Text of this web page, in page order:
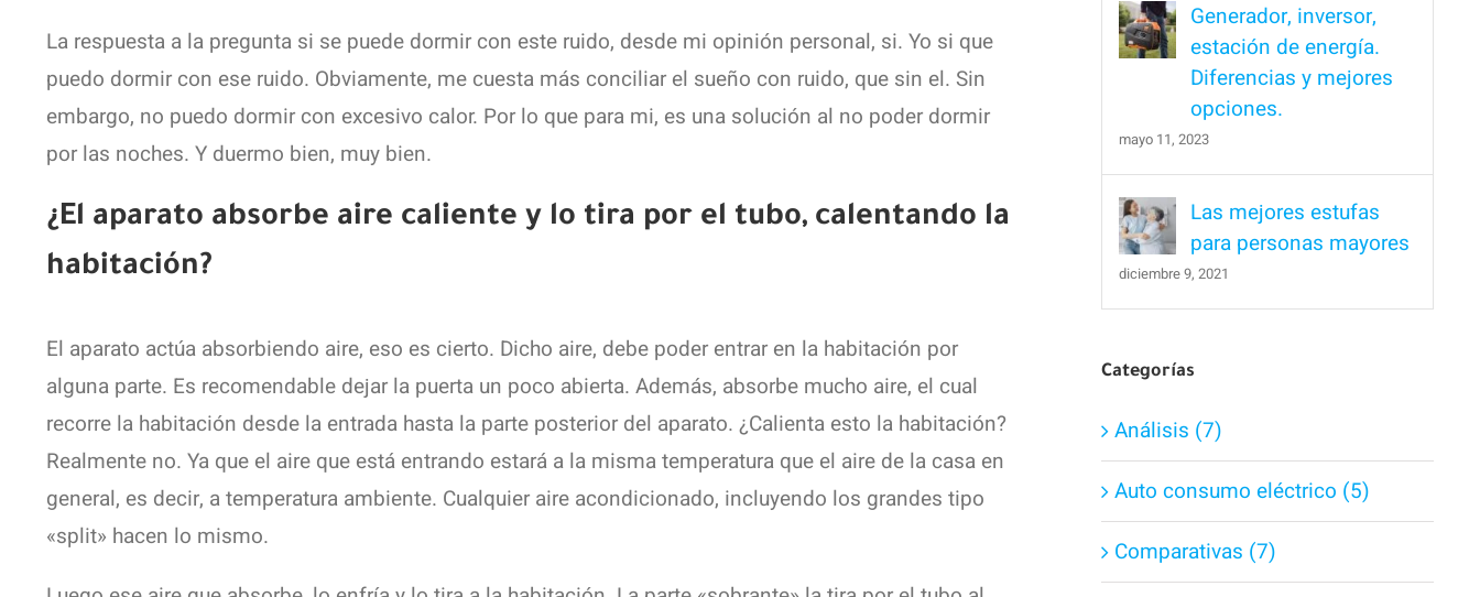
La respuesta a la pregunta si se puede dormir con este ruido, desde mi opinión personal, si. Yo si que
puedo dormir con ese ruido. Obviamente, me cuesta más conciliar el sueño con ruido, que sin el. Sin
embargo, no puedo dormir con excesivo calor. Por lo que para mi, es una solución al no poder dormir
por las noches. Y duermo bien, muy bien.
¿El aparato absorbe aire caliente y lo tira por el tubo, calentando la
habitación?
El aparato actúa absorbiendo aire, eso es cierto. Dicho aire, debe poder entrar en la habitación por
alguna parte. Es recomendable dejar la puerta un poco abierta. Además, absorbe mucho aire, el cual
recorre la habitación desde la entrada hasta la parte posterior del aparato. ¿Calienta esto la habitación?
Realmente no. Ya que el aire que está entrando estará a la misma temperatura que el aire de la casa en
general, es decir, a temperatura ambiente. Cualquier aire acondicionado, incluyendo los grandes tipo
«split» hacen lo mismo.
Generador, inversor,
estación de energía.
Diferencias y mejores
opciones.
mayo 11, 2023
Las mejores estufas
para personas mayores
diciembre 9, 2021
Categorías
Análisis (7)
Auto consumo eléctrico (5)
Comparativas (7)